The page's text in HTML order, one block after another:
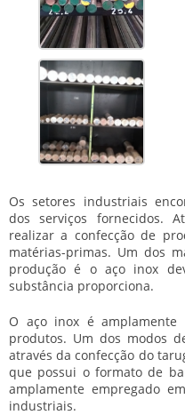
Os setores industriais
dos serviços fornecidos.
realizar a confecção de
matérias-primas. Um dos
produção é o aço inox
substância proporciona.
O aço inox é amplamente
produtos. Um dos modos
através da confecção do
que possui o formato de
amplamente empregado
industriais.